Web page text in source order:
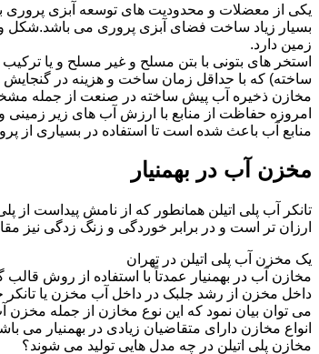
یکی از معضلات و محدودیت های توسعه آبزی پروری
بسیار زیاد ساخت فضای آبزی پروری می باشد.شکل
زمین دارد.
استخر های بتونی با بتن مسلح و غیر مسلح و یا
ساخته) که با حداقل زمان ساخت و هزینه در گنجایش
مخازن ذخیره آب پیش ساخته در صنعت از جمله
امروزه حفاظت از منابع با ارزش آب های زیر
منابع آب باعث شده است تا استفاده در بسیاری از
مخزن آب در بهمنیار
تانکر آب پلی اتیلن همانطور که از نامش پیداست از
ارزان تر است و در برابر خوردگی و زنگ زدگی نیز
یک مخزن آب پلی اتیلن در تهران
مخازن آب در بهمنیار عمدتاً با استفاده از روش
داخل مخزن از رشد جلبک در داخل آب مخزن یا تانکر
می توان بیان نمود که این نوع مخازن از جمله
انواع مخازن دارای متقاضیان زیادی در بهمنیار می
مخازن پلی اتیلن در چه مدل هایی تولید می شوند؟